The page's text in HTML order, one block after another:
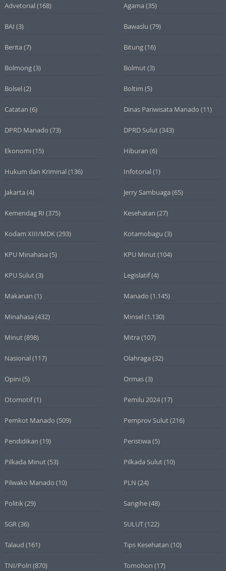
Advetorial (168) Agama (35)
BAI (3) Bawaslu (79)
Berita (7) Bitung(16)
Bolmong(3) Bolmut(3)
Bolsel (2) Boltim (5)
Catatan (6) Dinas Pariwisata Manado (11)
DPRD Manado (73) DPRD Sulut(343)
Ekonomi (15) Hiburan (6)
Hukum dan Kriminal (136) Infotorial (1)
Jakarta (4) Jerry Sambuaga (65)
Kemendag RI (375) Kesehatan (27)
Kodam XIII/MDK(293) Kotamobagu (3)
KPU Minahasa (5) KPU Minut(104)
KPU Sulut(3) Legislatif(4)
Makanan (1) Manado (1.145)
Minahasa (432) Minsel (1.130)
Minut(898) Mitra (107)
Nasional (117) Olahraga (32)
Opini (5) Ormas(3)
Otomotif(1) Pemilu 2024(17)
Pemkot Manado (509) Pemprov Sulut(216)
Pendidikan (19) Peristiwa (5)
Pilkada Minut(53) Pilkada Sulut(10)
Pilwako Manado (10) PLN (24)
Politik(29) Sangihe(48)
SGR(36) SULUT(122)
Talaud (161) Tips Kesehatan (10)
TNI/Polri (870) Tomohon (17)